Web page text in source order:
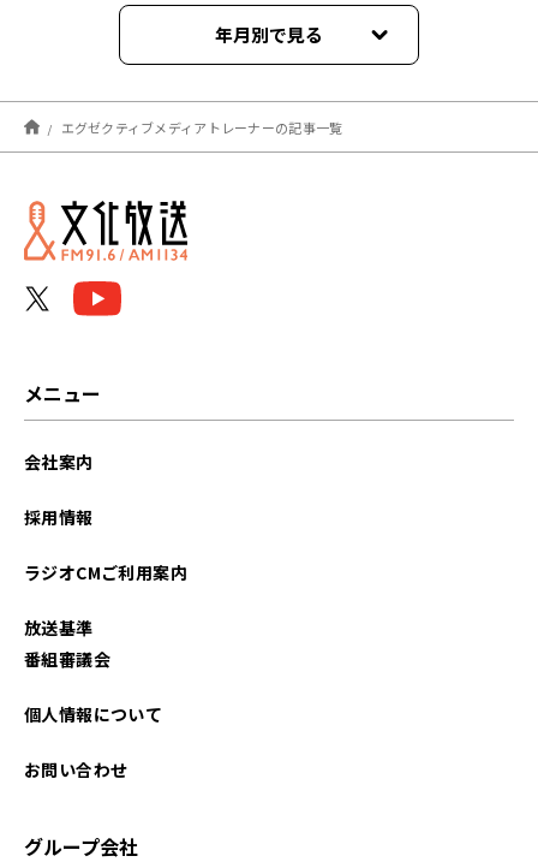
年月別で見る
2024年07月
エグゼクティブメディアトレーナーの記事一覧
メニュー
会社案内
採用情報
ラジオCMご利用案内
放送基準
番組審議会
個人情報について
お問い合わせ
グループ会社